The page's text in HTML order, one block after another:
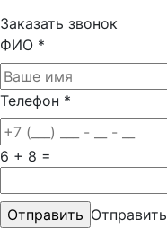
Заказать звонок
ФИО *
Телефон *
6 + 8 =
Отправить